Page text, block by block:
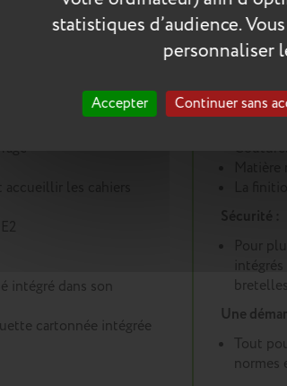
statistiques d’audience.
personnaliser
Accepter Continuer sans
:
(8 cm de diamètre)
les cahiers
intégré dans son
cartonnée intégrée
Les
Un
Pour
bretelles
Une
Tout
normes